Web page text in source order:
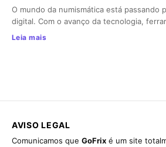
O mundo da numismática está passando
digital. Com o avanço da tecnologia,
Leia mais
AVISO LEGAL
Comunicamos que GoFrix é um site